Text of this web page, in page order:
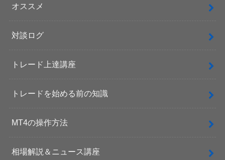
オススメ
対談ログ
トレード上達講座
トレードを始める前の知識
MT4の操作方法
相場解説＆ニュース講座